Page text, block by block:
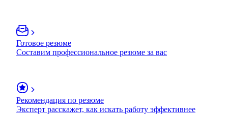
Готовое резюме
Составим профессиональное резюме за вас
Рекомендация по резюме
Эксперт расскажет, как искать работу эффективнее